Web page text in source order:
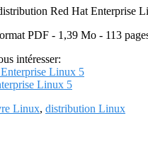
Red Hat Enterprise
PDF - 1,39 Mo - 113
intéresser:
Linux 5
Linux 5
Linux, distribution Linux